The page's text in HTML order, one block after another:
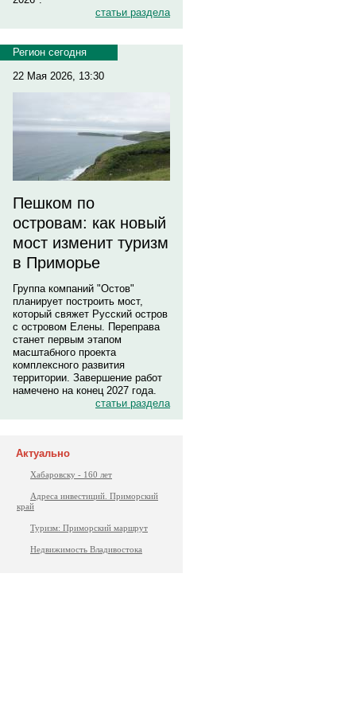
статьи раздела
Регион сегодня
22 Мая 2026, 13:30
Пешком по
островам: как новый
мост изменит туризм
в Приморье
Группа компаний "Остов"
планирует построить мост,
который свяжет Русский остров
с островом Елены. Переправа
станет первым этапом
масштабного проекта
комплексного развития
территории. Завершение работ
намечено на конец 2027 года.
статьи раздела
Актуально
Хабаровску - 160 лет
Адреса инвестиций. Приморский
край
Туризм: Приморский маршрут
Недвижимость Владивостока